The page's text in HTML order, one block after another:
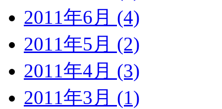
2011年6月 (4)
2011年5月 (2)
2011年4月 (3)
2011年3月 (1)